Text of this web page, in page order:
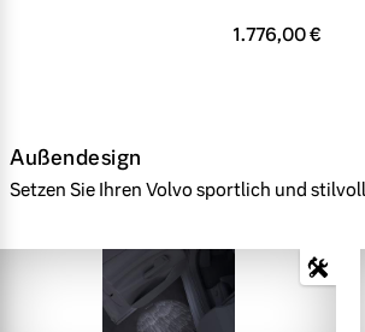
1.776,00 €
Außendesign
Setzen Sie Ihren Volvo sportlich und